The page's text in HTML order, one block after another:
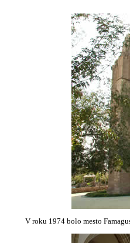
V roku 1974 bolo mesto